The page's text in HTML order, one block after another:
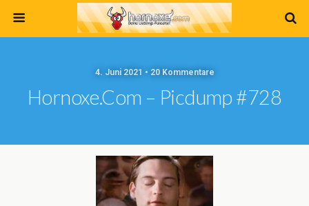
4. Juni 2021 • 20 Kommentare
Hornoxe.com – Picdump #728